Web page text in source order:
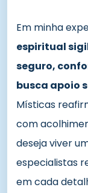
Em minha
espiritual
seguro,
busca apoio
Místicas
com
deseja viver
especialistas
em cada